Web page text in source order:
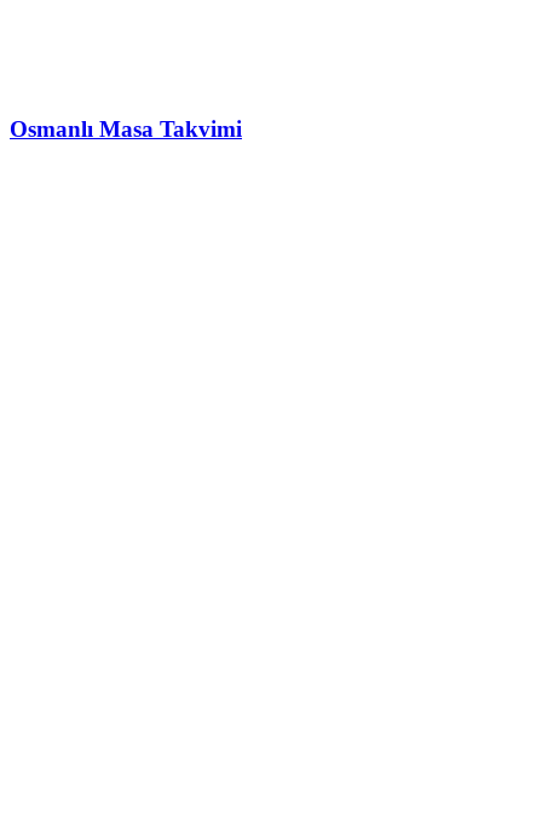
Osmanlı Masa Takvimi